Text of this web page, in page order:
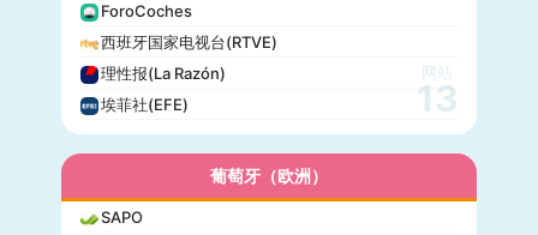
ForoCoches
西班牙国家电视台(RTVE)
理性报(La Razón)
埃菲社(EFE)
网站
13
葡萄牙（欧洲）
SAPO